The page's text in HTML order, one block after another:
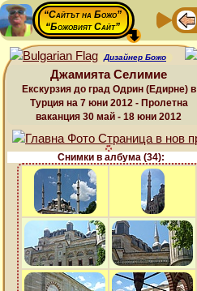
“Сайтът на Божо”
“Божовият Сайт”
Дизайнер Божо
Джамията Селимие
Екскурзия до град Одрин (Едирне) в
Турция на 7 юни 2012 - Пролетна
ваканция 30 май - 18 юни 2012
Снимки в албума (34):